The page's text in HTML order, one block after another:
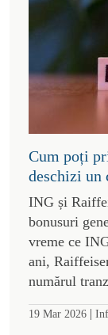
Cum poți
deschizi un
ING și
bonusuri
vreme ce
ani,
numărul
19 Mar 2026 |